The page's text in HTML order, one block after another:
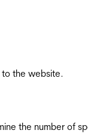
to the website.
the number of